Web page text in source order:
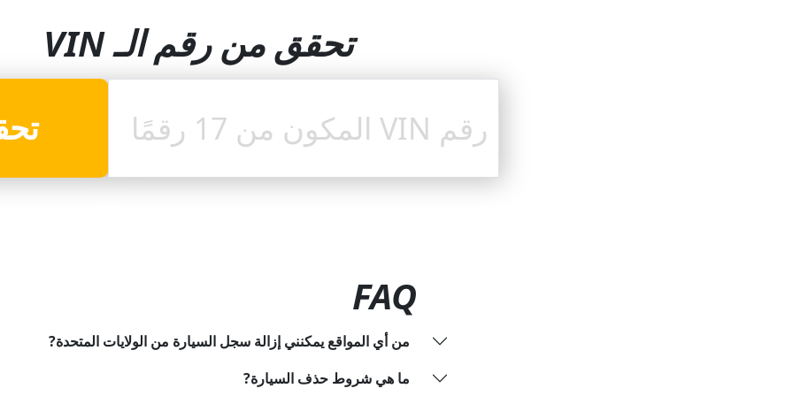
تحقق من رقم الـ VIN
FAQ
من أي المواقع يمكنني إزالة سجل السيارة من الولايات المتحدة?
ما هي شروط حذف السيارة?